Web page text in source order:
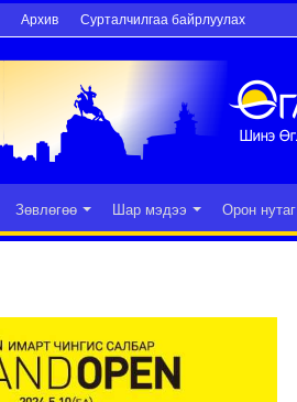
Архив Сурталчилгаа байрлуулах
Зөвлөгөө Шар мэдээ Орон нутаг